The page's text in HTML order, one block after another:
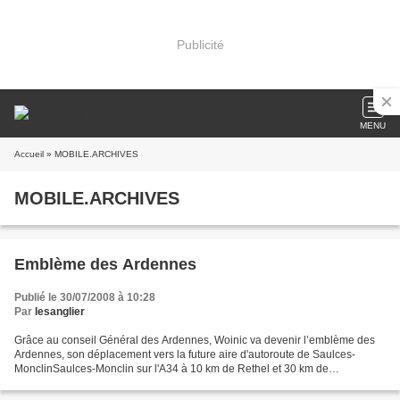
Publicité
MENU
Accueil » MOBILE.ARCHIVES
MOBILE.ARCHIVES
Emblème des Ardennes
Publié le 30/07/2008 à 10:28
Par lesanglier
Grâce au conseil Général des Ardennes, Woinic va devenir l’emblème des
Ardennes, son déplacement vers la future aire d'autoroute de Saulces-
MonclinSaulces-Monclin sur l'A34 à 10 km de Rethel et 30 km de